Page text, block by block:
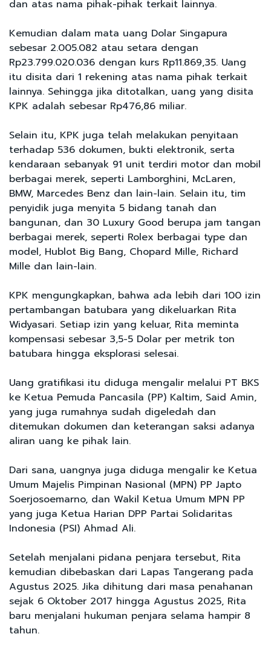
dan atas nama pihak-pihak terkait lainnya.
Kemudian dalam mata uang Dolar Singapura
sebesar 2.005.082 atau setara dengan
Rp23.799.020.036 dengan kurs Rp11.869,35. Uang
itu disita dari 1 rekening atas nama pihak terkait
lainnya. Sehingga jika ditotalkan, uang yang disita
KPK adalah sebesar Rp476,86 miliar.
Selain itu, KPK juga telah melakukan penyitaan
terhadap 536 dokumen, bukti elektronik, serta
kendaraan sebanyak 91 unit terdiri motor dan mobil
berbagai merek, seperti Lamborghini, McLaren,
BMW, Marcedes Benz dan lain-lain. Selain itu, tim
penyidik juga menyita 5 bidang tanah dan
bangunan, dan 30 Luxury Good berupa jam tangan
berbagai merek, seperti Rolex berbagai type dan
model, Hublot Big Bang, Chopard Mille, Richard
Mille dan lain-lain.
KPK mengungkapkan, bahwa ada lebih dari 100 izin
pertambangan batubara yang dikeluarkan Rita
Widyasari. Setiap izin yang keluar, Rita meminta
kompensasi sebesar 3,5-5 Dolar per metrik ton
batubara hingga eksplorasi selesai.
Uang gratifikasi itu diduga mengalir melalui PT BKS
ke Ketua Pemuda Pancasila (PP) Kaltim, Said Amin,
yang juga rumahnya sudah digeledah dan
ditemukan dokumen dan keterangan saksi adanya
aliran uang ke pihak lain.
Dari sana, uangnya juga diduga mengalir ke Ketua
Umum Majelis Pimpinan Nasional (MPN) PP Japto
Soerjosoemarno, dan Wakil Ketua Umum MPN PP
yang juga Ketua Harian DPP Partai Solidaritas
Indonesia (PSI) Ahmad Ali.
Setelah menjalani pidana penjara tersebut, Rita
kemudian dibebaskan dari Lapas Tangerang pada
Agustus 2025. Jika dihitung dari masa penahanan
sejak 6 Oktober 2017 hingga Agustus 2025, Rita
baru menjalani hukuman penjara selama hampir 8
tahun.